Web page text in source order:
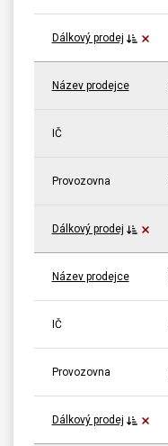
Dálkový prodej
Název prodejce
IČ
Provozovna
Dálkový prodej
Název prodejce
IČ
Provozovna
Dálkový prodej